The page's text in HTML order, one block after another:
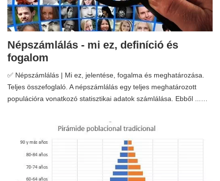
Népszámlálás - mi ez, definíció és
fogalom
✅ Népszámlálás | Mi ez, jelentése, fogalma és meghatározása.
Teljes összefoglaló. A népszámlálás egy teljes meghatározott
populációra vonatkozó statisztikai adatok számlálása. Ebből ...…